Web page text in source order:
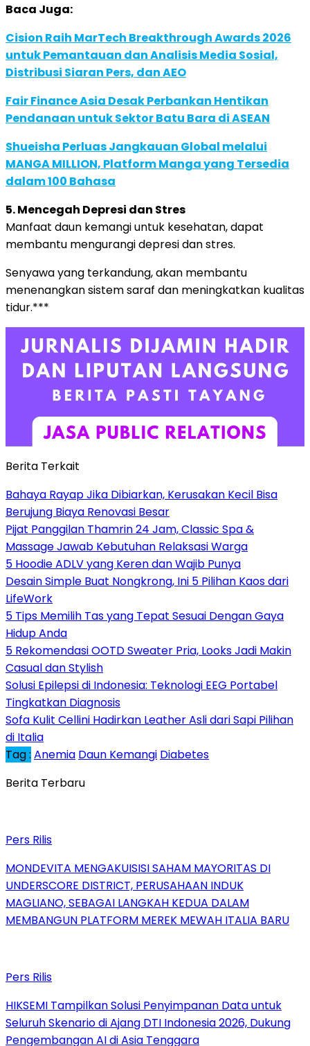
Baca Juga:
Cision Raih MarTech Breakthrough Awards 2026
untuk Pemantauan dan Analisis Media Sosial,
Distribusi Siaran Pers, dan AEO
Fair Finance Asia Desak Perbankan Hentikan
Pendanaan untuk Sektor Batu Bara di ASEAN
Shueisha Perluas Jangkauan Global melalui
MANGA MILLION, Platform Manga yang Tersedia
dalam 100 Bahasa
5. Mencegah Depresi dan Stres
Manfaat daun kemangi untuk kesehatan, dapat
membantu mengurangi depresi dan stres.
Senyawa yang terkandung, akan membantu
menenangkan sistem saraf dan meningkatkan kualitas
tidur.***
Berita Terkait
Bahaya Rayap Jika Dibiarkan, Kerusakan Kecil Bisa
Berujung Biaya Renovasi Besar
Pijat Panggilan Thamrin 24 Jam, Classic Spa &
Massage Jawab Kebutuhan Relaksasi Warga
5 Hoodie ADLV yang Keren dan Wajib Punya
Desain Simple Buat Nongkrong, Ini 5 Pilihan Kaos dari
LifeWork
5 Tips Memilih Tas yang Tepat Sesuai Dengan Gaya
Hidup Anda
5 Rekomendasi OOTD Sweater Pria, Looks Jadi Makin
Casual dan Stylish
Solusi Epilepsi di Indonesia: Teknologi EEG Portabel
Tingkatkan Diagnosis
Sofa Kulit Cellini Hadirkan Leather Asli dari Sapi Pilihan
di Italia
Tag : Anemia Daun Kemangi Diabetes
Berita Terbaru
Pers Rilis
MONDEVITA MENGAKUISISI SAHAM MAYORITAS DI
UNDERSCORE DISTRICT, PERUSAHAAN INDUK
MAGLIANO, SEBAGAI LANGKAH KEDUA DALAM
MEMBANGUN PLATFORM MEREK MEWAH ITALIA BARU
Pers Rilis
HIKSEMI Tampilkan Solusi Penyimpanan Data untuk
Seluruh Skenario di Ajang DTI Indonesia 2026, Dukung
Pengembangan AI di Asia Tenggara